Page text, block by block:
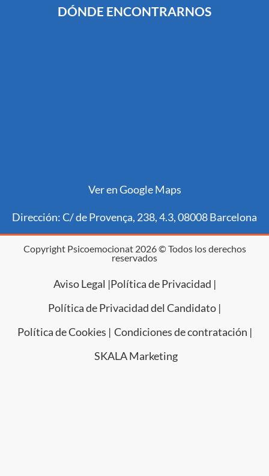
DÓNDE ENCONTRARNOS
Ver en Google Maps
Dirección: C/ de Provença, 238, 4.3, 08008 Barcelona
Copyright Psicoemocionat 2026 © Todos los derechos
reservados
Aviso Legal |Política de Privacidad |
Política de Privacidad del Candidato |
Política de Cookies | Condiciones de contratación |
SKALA Marketing